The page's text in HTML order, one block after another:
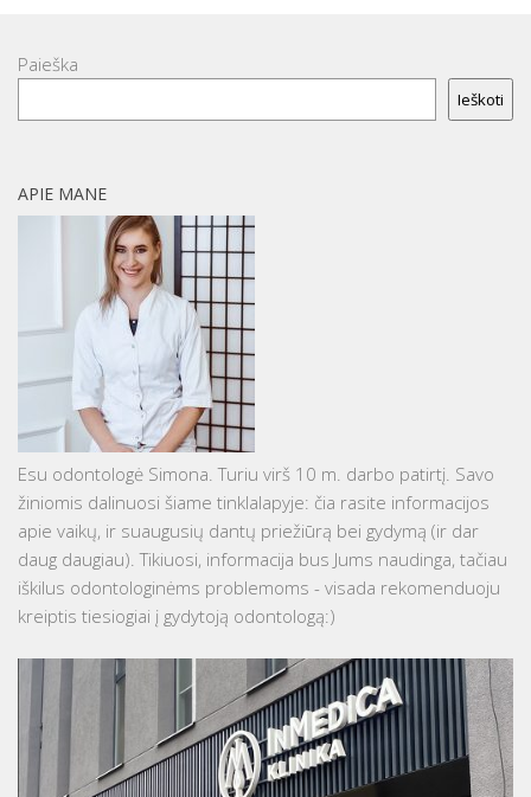
Paieška
Ieškoti
APIE MANE
Esu odontologė Simona. Turiu virš 10 m. darbo patirtį. Savo
žiniomis dalinuosi šiame tinklalapyje: čia rasite informacijos
apie vaikų, ir suaugusių dantų priežiūrą bei gydymą (ir dar
daug daugiau). Tikiuosi, informacija bus Jums naudinga, tačiau
iškilus odontologinėms problemoms - visada rekomenduoju
kreiptis tiesiogiai į gydytoją odontologą:)